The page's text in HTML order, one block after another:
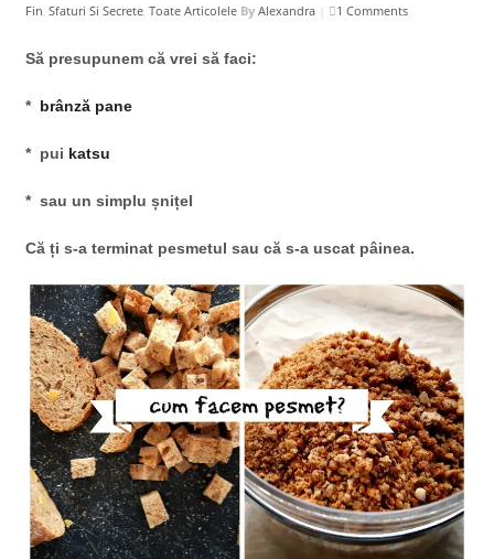
Fin Sfaturi Si Secrete, Toate Articolele By Alexandra| 1 Comments
Să presupunem că vrei să faci:
* brânză pane
* pui katsu
* sau un simplu șnițel
Că ți s-a terminat pesmetul sau că s-a uscat pâinea.